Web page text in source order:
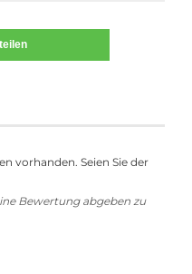
teilen
vorhanden. Seien Sie der
Bewertung abgeben zu